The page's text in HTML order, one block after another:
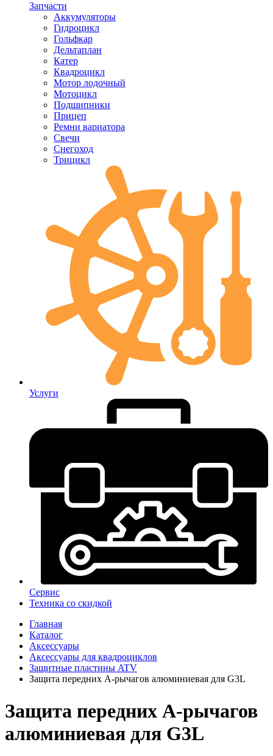
Запчасти
Аккумуляторы
Гидроцикл
Гольфкар
Дельтаплан
Катер
Квадроцикл
Мотор лодочный
Мотоцикл
Подшипники
Прицеп
Ремни вариатора
Свечи
Снегоход
Трицикл
Услуги
Сервис
Техника со скидкой
Главная
Каталог
Аксессуары
Аксессуары для квадроциклов
Защитные пластины ATV
Защита передних A-рычагов алюминиевая для G3L
Защита передних A-рычагов
алюминиевая для G3L